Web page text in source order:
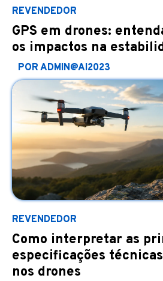
REVENDEDOR
GPS em drones:
os impactos na
POR ADMIN@AI2023
REVENDEDOR
Como interpretar as
especificações
nos drones